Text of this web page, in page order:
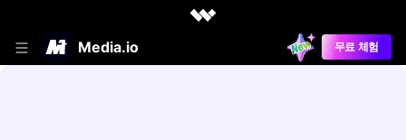
Media.io 무료 체험